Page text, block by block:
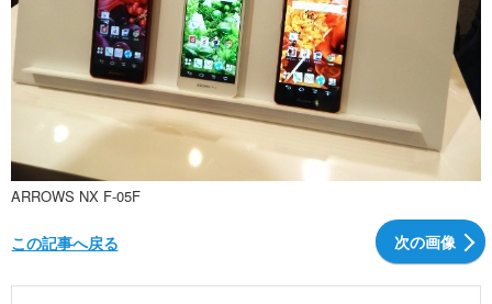
ARROWS NX F-05F
次の画像
この記事へ戻る